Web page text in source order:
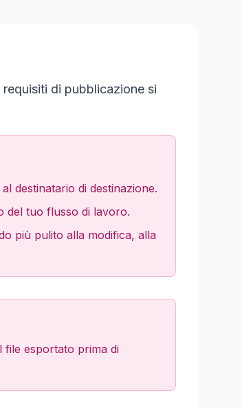
di pubblicazione si
destinatario di destinazione.
del tuo flusso di lavoro.
più pulito alla modifica, alla
file esportato prima di